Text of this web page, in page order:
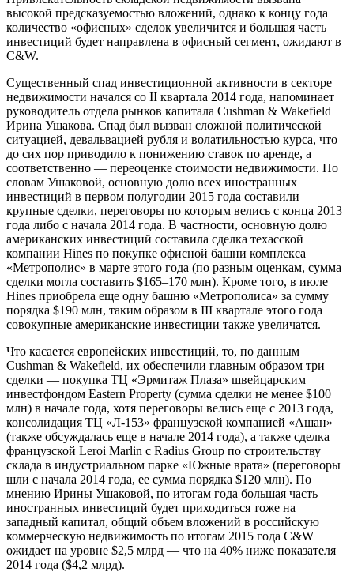
высокой предсказуемостью вложений, однако к концу года
количество «офисных» сделок увеличится и большая часть
инвестиций будет направлена в офисный сегмент, ожидают в
C&W.
Существенный спад инвестиционной активности в секторе
недвижимости начался со II квартала 2014 года, напоминает
руководитель отдела рынков капитала Cushman & Wakefield
Ирина Ушакова. Спад был вызван сложной политической
ситуацией, девальвацией рубля и волатильностью курса, что
до сих пор приводило к понижению ставок по аренде, а
соответственно — переоценке стоимости недвижимости. По
словам Ушаковой, основную долю всех иностранных
инвестиций в первом полугодии 2015 года составили
крупные сделки, переговоры по которым велись с конца 2013
года либо с начала 2014 года. В частности, основную долю
американских инвестиций составила сделка техасской
компании Hines по покупке офисной башни комплекса
«Метрополис» в марте этого года (по разным оценкам, сумма
сделки могла составить $165–170 млн). Кроме того, в июле
Hines приобрела еще одну башню «Метрополиса» за сумму
порядка $190 млн, таким образом в III квартале этого года
совокупные американские инвестиции также увеличатся.
Что касается европейских инвестиций, то, по данным
Cushman & Wakefield, их обеспечили главным образом три
сделки — покупка ТЦ «Эрмитаж Плаза» швейцарским
инвестфондом Eastern Property (сумма сделки не менее $100
млн) в начале года, хотя переговоры велись еще с 2013 года,
консолидация ТЦ «Л-153» французской компанией «Ашан»
(также обсуждалась еще в начале 2014 года), а также сделка
французской Leroi Marlin с Radius Group по строительству
склада в индустриальном парке «Южные врата» (переговоры
шли с начала 2014 года, ее сумма порядка $120 млн). По
мнению Ирины Ушаковой, по итогам года большая часть
иностранных инвестиций будет приходиться тоже на
западный капитал, общий объем вложений в российскую
коммерческую недвижимость по итогам 2015 года C&W
ожидает на уровне $2,5 млрд — что на 40% ниже показателя
2014 года ($4,2 млрд).